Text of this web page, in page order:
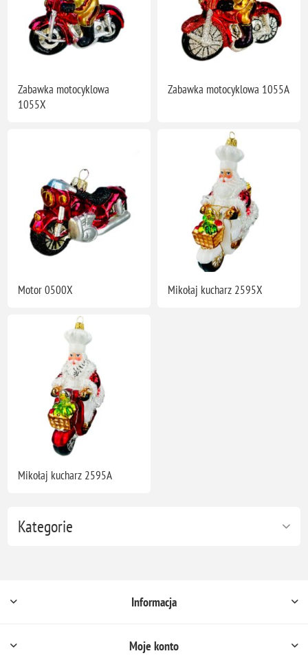
Kategorie
Zabawka motocyklowa
1055X
Zabawka motocyklowa 1055A
Motor 0500X Mikołaj kucharz 2595X
Mikołaj kucharz 2595A
Informacja
Moje konto